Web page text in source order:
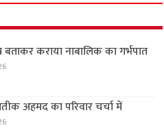
कराया नाबालिक का गर्भपात
अहमद का परिवार चर्चा में